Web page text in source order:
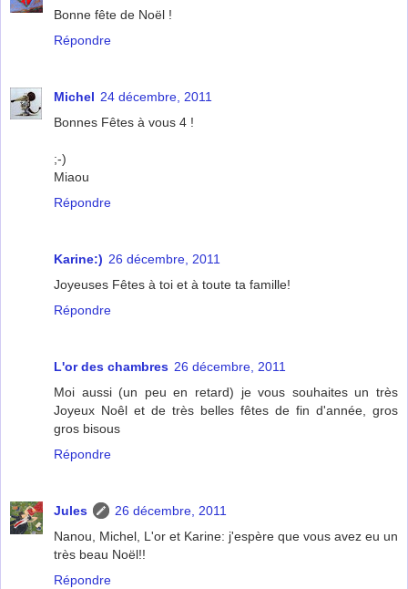
Bonne fête de Noël !
Répondre
Michel 24 décembre, 2011
Bonnes Fêtes à vous 4 !
;-)
Miaou
Répondre
Karine:) 26 décembre, 2011
Joyeuses Fêtes à toi et à toute ta famille!
Répondre
L'or des chambres 26 décembre, 2011
Moi aussi (un peu en retard) je vous souhaites un très
Joyeux Noêl et de très belles fêtes de fin d'année, gros
gros bisous
Répondre
Jules
26 décembre, 2011
Nanou, Michel, L'or et Karine: j'espère que vous avez eu un
très beau Noël!!
Répondre